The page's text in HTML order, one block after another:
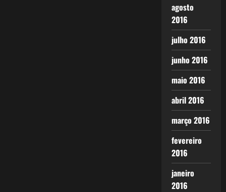
agosto
2016
julho 2016
junho 2016
maio 2016
abril 2016
março 2016
fevereiro
2016
janeiro
2016